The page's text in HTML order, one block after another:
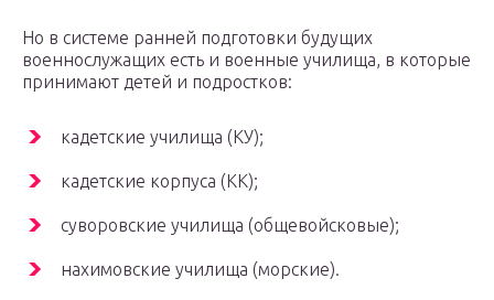
Но в системе ранней подготовки будущих
военнослужащих есть и военные училища, в которые
принимают детей и подростков:
кадетские училища (КУ);
кадетские корпуса (КК);
суворовские училища (общевойсковые);
нахимовские училища (морские).